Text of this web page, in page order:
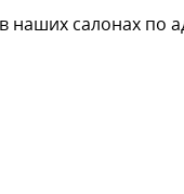
наших салонах по